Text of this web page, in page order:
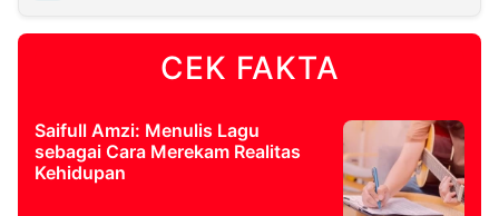
CEK FAKTA
Saifull Amzi: Menulis Lagu
sebagai Cara Merekam Realitas
Kehidupan